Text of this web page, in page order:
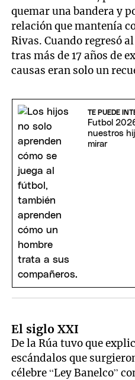
quemar una bandera y
relación que mantenía
Rivas. Cuando regresó
tras más de 17 años de
causas eran solo un
TE PUEDE
Futbol
nuestros
mirar
El siglo XXI
De la Rúa tuvo que
escándalos que
célebre “Ley Banelco”